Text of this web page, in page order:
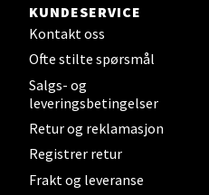
KUNDESERVICE
Kontakt oss
Ofte stilte spørsmål
Salgs- og
leveringsbetingelser
Retur og reklamasjon
Registrer retur
Frakt og leveranse
Steinkjer - Thon
Sjøfartsgata 2, 7714
Åpent i dag 10-20
0 i butikk